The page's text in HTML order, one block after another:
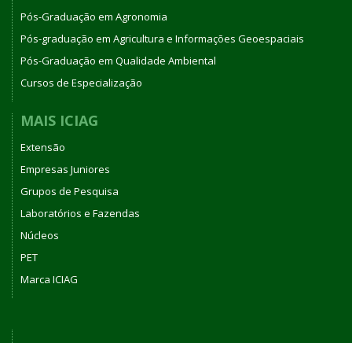
Pós-Graduação em Agronomia
Pós-graduação em Agricultura e Informações Geoespaciais
Pós-Graduação em Qualidade Ambiental
Cursos de Especialização
MAIS ICIAG
Extensão
Empresas Juniores
Grupos de Pesquisa
Laboratórios e Fazendas
Núcleos
PET
Marca ICIAG